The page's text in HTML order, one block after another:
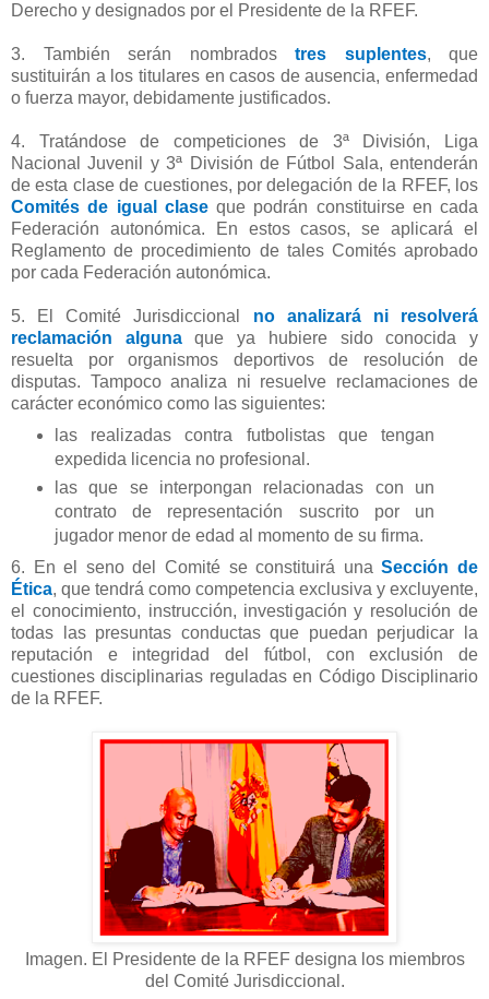
Derecho y designados por el Presidente de la RFEF.
3. También serán nombrados tres suplentes, que
sustituirán a los titulares en casos de ausencia, enfermedad
o fuerza mayor, debidamente justificados.
4. Tratándose de competiciones de 3ª División, Liga
Nacional Juvenil y 3ª División de Fútbol Sala, entenderán
de esta clase de cuestiones, por delegación de la RFEF, los
Comités de igual claseque podrán constituirse en cada
Federación autonómica. En estos casos, se aplicará el
Reglamento de procedimiento de tales Comités aprobado
por cada Federación autonómica.
5. ElComité Jurisdiccional no analizará ni resolverá
reclamación algunaque ya hubiere sido conocida y
resuelta por organismos deportivos de resolución de
disputas. Tampoco analiza ni resuelve reclamaciones de
carácter económico como las siguientes:
las realizadas contra futbolistas que tengan
expedida licencia no profesional.
las que se interpongan relacionadas con un
contrato de representación suscrito por un
jugador menor de edad al momento de su firma.
6. En el seno del Comité se constituirá unaSección de
Ética, que tendrá como competencia exclusiva y excluyente,
el conocimiento, instrucción, investigación y resolución de
todas las presuntas conductas que puedan perjudicar la
reputación e integridad del fútbol, con exclusión de
cuestiones disciplinarias reguladas en Código Disciplinario
de la RFEF.
Imagen. El Presidente de la RFEF designa los miembros
del Comité Jurisdiccional.